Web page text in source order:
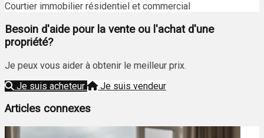
Courtier immobilier résidentiel et commercial
Besoin d'aide pour la vente ou l'achat d'une
propriété?
Je peux vous aider à obtenir le meilleur prix.
Je suis acheteur
Je suis vendeur
Articles connexes